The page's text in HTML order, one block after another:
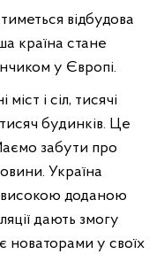
відбудова
країна стане
у Європі.
і сіл, тисячі
будинків. Це
забути про
Україна
високою доданою
дають змогу
новаторами у своїх